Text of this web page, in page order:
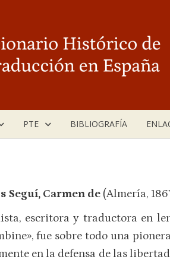
PTE BIBLIOGRAFÍA
Seguí, Carmen de (Almería,
escritora y traductora en
fue sobre todo una
en la defensa de las